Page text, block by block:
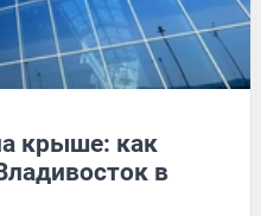
крыше: как
в